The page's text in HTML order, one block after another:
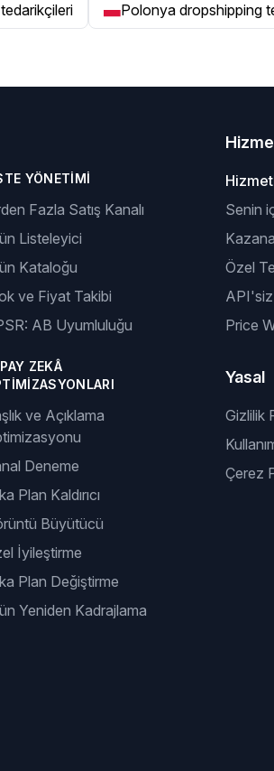
Polonya dropshipping
YÖNETIMI
Fazla Satış Kanalı
Listeleyici
Kataloğu
ve Fiyat Takibi
AB Uyumluluğu
ZEKÂ
ve Açıklama
Deneme
Plan Kaldırıcı
Büyütücü
İyileştirme
Plan Değiştirme
Yeniden Kadrajlama
Senin
Özel
Price
Yasal
Gizlilik
Çerez